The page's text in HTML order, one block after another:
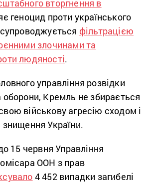
вторгнення в
геноцид проти українського
фільтрацією
злочинами та
людяності.
управління розвідки
оборони, Кремль не збирається
військову агресію сходом і
України.
15 червня Управління
ООН з прав
4 452 випадки загибелі